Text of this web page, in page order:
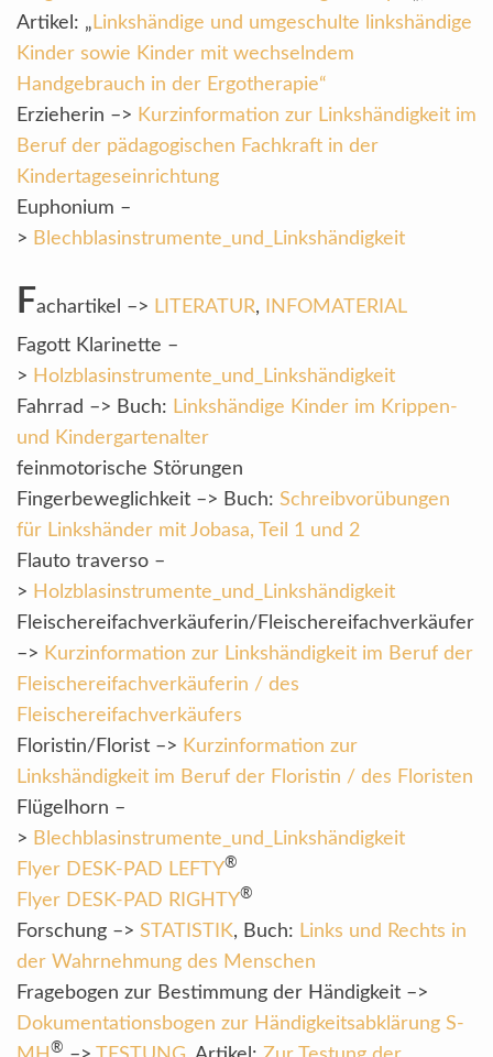
Artikel: „ Linkshändige und umgeschulte linkshändige
Kinder sowie Kinder mit wechselndem
Handgebrauch in der Ergotherapie“
Erzieherin –> Kurzinformation zur Linkshändigkeit im
Beruf der pädagogischen Fachkraft in der
Kindertageseinrichtung
Euphonium –
> Blechblasinstrumente_und_Linkshändigkeit
Fachartikel –> LITERATUR,
INFOMATERIAL
Fagott Klarinette –
> Holzblasinstrumente_und_Linkshändigkeit
Fahrrad –> Buch: Linkshändige Kinder im Krippen-
und Kindergartenalter
feinmotorische Störungen
Fingerbeweglichkeit –> Buch: Schreibvorübungen
für Linkshänder mit Jobasa, Teil 1 und 2
Flauto traverso –
> Holzblasinstrumente_und_Linkshändigkeit
Fleischereifachverkäuferin/Fleischereifachverkäufer
–> Kurzinformation zur Linkshändigkeit im Beruf der
Fleischereifachverkäuferin / des
Fleischereifachverkäufers
Floristin/Florist –> Kurzinformation zur
Linkshändigkeit im Beruf der Floristin / des Floristen
Flügelhorn –
> Blechblasinstrumente_und_Linkshändigkeit
Flyer DESK-PAD LEFTY®
Flyer DESK-PAD RIGHTY®
Forschung –> STATISTIK, Buch: Links und Rechts in
der Wahrnehmung des Menschen
Fragebogen zur Bestimmung der Händigkeit –>
Dokumentationsbogen zur Händigkeitsabklärung S-
®